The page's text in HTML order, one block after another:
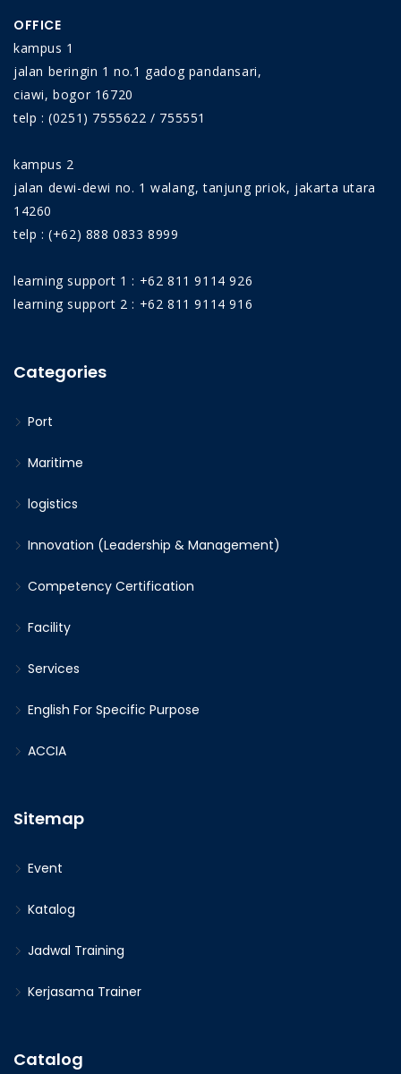
OFFICE
kampus 1
jalan beringin 1 no.1 gadog pandansari,
ciawi, bogor 16720
telp : (0251) 7555622 / 755551
kampus 2
jalan dewi-dewi no. 1 walang, tanjung priok, jakarta utara
14260
telp : (+62) 888 0833 8999
learning support 1 : +62 811 9114 926
learning support 2 : +62 811 9114 916
Categories
Port
Maritime
logistics
Innovation (Leadership & Management)
Competency Certification
Facility
Services
English For Specific Purpose
ACCIA
Sitemap
Event
Katalog
Jadwal Training
Kerjasama Trainer
Catalog